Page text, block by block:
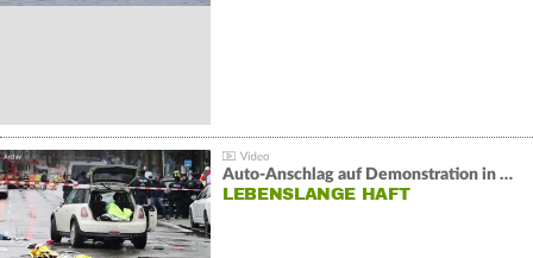
Auto-Anschlag auf Demonstration in München:
LEBENSLANGE HAFT